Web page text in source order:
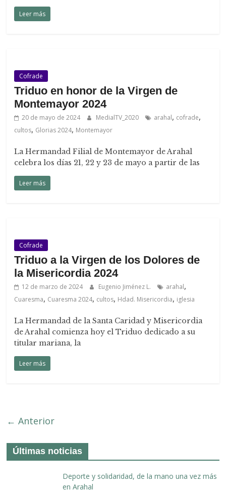
Leer más
Cofrade
Triduo en honor de la Virgen de
Montemayor 2024
20 de mayo de 2024 MedialTV_2020 arahal, cofrade,
cultos, Glorias 2024, Montemayor
La Hermandad Filial de Montemayor de Arahal
celebra los días 21, 22 y 23 de mayo a partir de las
Leer más
Cofrade
Triduo a la Virgen de los Dolores de
la Misericordia 2024
12 de marzo de 2024 Eugenio Jiménez L. arahal,
Cuaresma, Cuaresma 2024, cultos, Hdad. Misericordia, iglesia
La Hermandad de la Santa Caridad y Misericordia
de Arahal comienza hoy el Triduo dedicado a su
titular mariana, la
Leer más
← Anterior
Últimas noticias
Deporte y solidaridad, de la mano una vez más
en Arahal